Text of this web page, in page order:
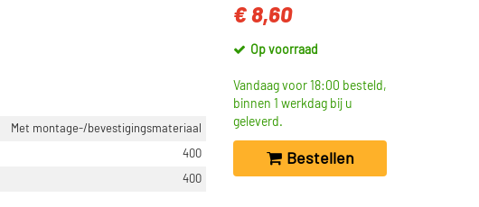
Met montage-/bevestigingsmateriaal
400
400
€ 8,60
Op voorraad
Vandaag voor 18:00 besteld,
binnen 1 werkdag bij u
geleverd.
Bestellen